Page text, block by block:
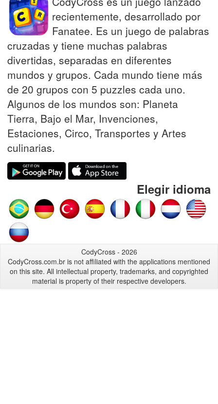
recientemente, desarrollado por
Fanatee. Es un juego de palabras
cruzadas y tiene muchas palabras
divertidas, separadas en diferentes
mundos y grupos. Cada mundo tiene más
de 20 grupos con 5 puzzles cada uno.
Algunos de los mundos son: Planeta
Tierra, Bajo el Mar, Invenciones,
Estaciones, Circo, Transportes y Artes
culinarias.
Elegir idioma
CodyCross - 2026
CodyCross.com.br is not affiliated with the applications mentioned
on this site. All intellectual property, trademarks, and copyrighted
material is property of their respective developers.